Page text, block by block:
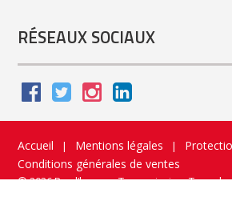
Website *
RÉSEAUX SOCIAUX
Accueil | Mentions légales |
Conditions générales de ventes
© 2026 Prud’homme Transmission. Tous